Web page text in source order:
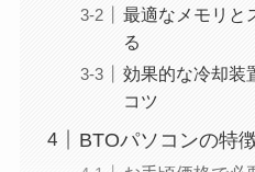
最適なメモリと
る
効果的な冷却装
コツ
BTOパソコンの特